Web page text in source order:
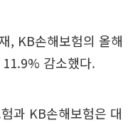
, KB손해보험의 올해
감소했다.
과 KB손해보험은 대